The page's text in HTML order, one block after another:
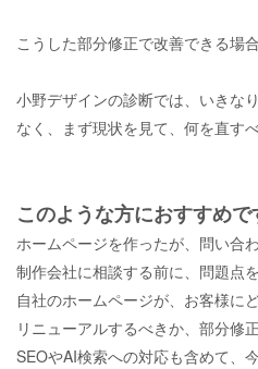
こうした部分修正で改善できる場
小野デザインの診断では、いきな
なく、まず現状を見て、何を直す
このような方におすすめで
ホームページを作ったが、問い合
制作会社に相談する前に、問題点
自社のホームページが、お客様に
リニューアルするべきか、部分修
SEOやAI検索への対応も含めて、